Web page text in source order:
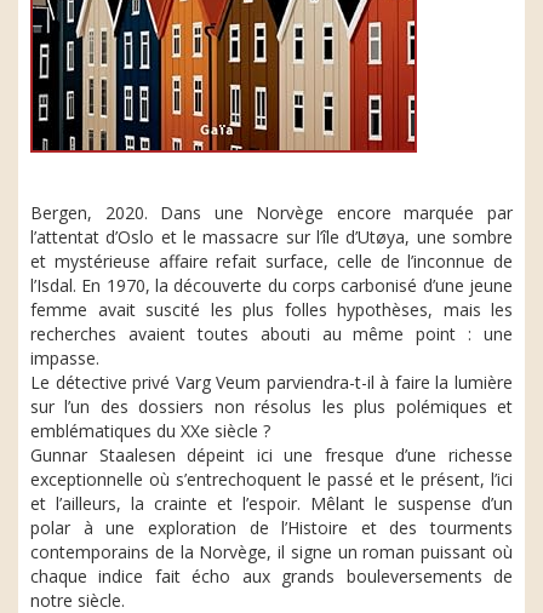
Bergen, 2020. Dans une Norvège encore marquée par
l’attentat d’Oslo et le massacre sur l’île d’Utøya, une sombre
et mystérieuse affaire refait surface, celle de l’inconnue de
l’Isdal. En 1970, la découverte du corps carbonisé d’une jeune
femme avait suscité les plus folles hypothèses, mais les
recherches avaient toutes abouti au même point : une
impasse.
Le détective privé Varg Veum parviendra-t-il à faire la lumière
sur l’un des dossiers non résolus les plus polémiques et
emblématiques du XXe siècle ?
Gunnar Staalesen dépeint ici une fresque d’une richesse
exceptionnelle où s’entrechoquent le passé et le présent, l’ici
et l’ailleurs, la crainte et l’espoir. Mêlant le suspense d’un
polar à une exploration de l’Histoire et des tourments
contemporains de la Norvège, il signe un roman puissant où
chaque indice fait écho aux grands bouleversements de
notre siècle.